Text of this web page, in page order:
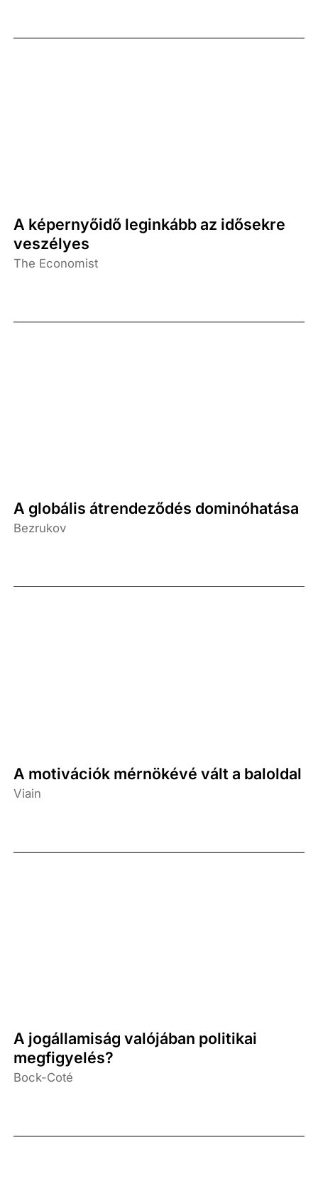
A képernyőidő leginkább az idősekre
veszélyes
The Economist
A globális átrendeződés dominóhatása
Bezrukov
A motivációk mérnökévé vált a baloldal
Viain
A jogállamiság valójában politikai
megfigyelés?
Bock-Coté